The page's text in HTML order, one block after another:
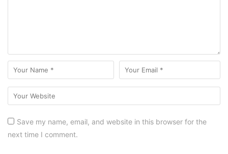
Save my name, email, and website in this browser for the
next time I comment.